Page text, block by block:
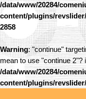
/data/www/20284/
content/plugins/
2858
Warning: "continue"
mean to use "continue 2"?
/data/www/20284/
content/plugins/